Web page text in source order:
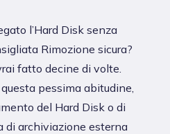
l’Hard Disk senza
Rimozione sicura?
fatto decine di volte.
pessima abitudine,
del Hard Disk o di
di archiviazione esterna